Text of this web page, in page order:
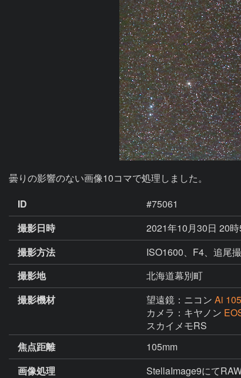
曇りの影響のない画像10コマで処理しました。
ID
#75061
撮影日時
2021年10月30日 20
撮影方法
ISO1600、F4、追尾
撮影地
北海道幕別町
撮影機材
望遠鏡：ニコン Ai
カメラ：キヤノン
スカイメモRS
焦点距離
105mm
画像処理
StellaImage9にて